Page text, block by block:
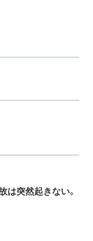
は突然起きない。